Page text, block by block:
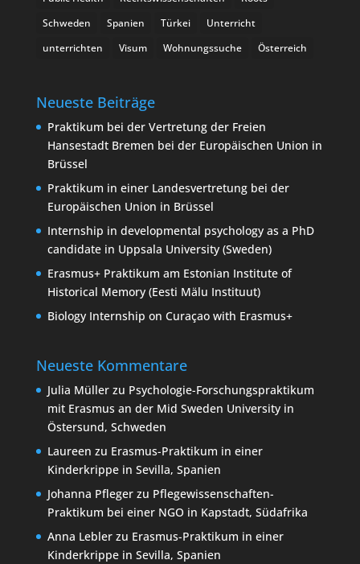
Schweden
Spanien Türkei
Unterricht
unterrichten
Visum Wohnungssuche Österreich
Neueste Beiträge
Praktikum bei der Vertretung der Freien
Hansestadt Bremen bei der Europäischen Union in
Brüssel
Praktikum in einer Landesvertretung bei der
Europäischen Union in Brüssel
Internship in developmental psychology as a PhD
candidate in Uppsala University (Sweden)
Erasmus+ Praktikum am Estonian Institute of
Historical Memory (Eesti Mälu Instituut)
Biology Internship on Curaçao with Erasmus+
Neueste Kommentare
Julia Müllerzu Psychologie-Forschungspraktikum
mit Erasmus an der Mid Sweden University in
Östersund, Schweden
Laureen zu Erasmus-Praktikum in einer
Kinderkrippe in Sevilla, Spanien
Johanna Pflegerzu Pflegewissenschaften-
Praktikum bei einer NGO in Kapstadt, Südafrika
Anna Leblerzu Erasmus-Praktikum in einer
Kinderkrippe in Sevilla, Spanien